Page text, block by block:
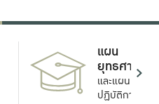
แผน
ยุทธศาสตร์
และแผน
ปฏิบัติการ